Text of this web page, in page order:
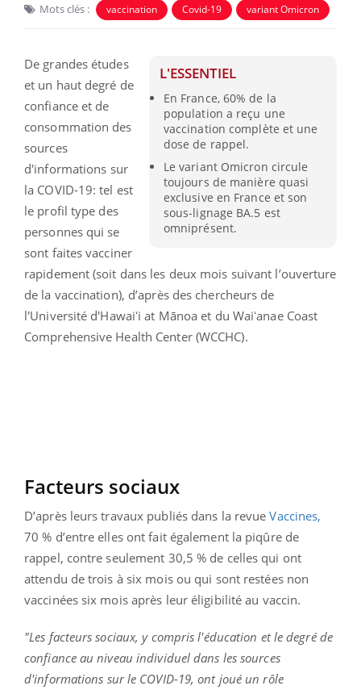
Mots clés : vaccination Covid-19 variant Omicron
L'ESSENTIEL
En France, 60% de la
population a reçu une
vaccination complète et une
dose de rappel.
Le variant Omicron circule
toujours de manière quasi
exclusive en France et son
sous-lignage BA.5 est
omniprésent.
De grandes études
et un haut degré de
confiance et de
consommation des
sources
d'informations sur
la COVID-19: tel est
le profil type des
personnes qui se
sont faites vacciner
rapidement (soit dans les deux mois suivant l’ouverture
de la vaccination), d’après des chercheurs de
l'Université d'Hawaiʻi at Mānoa et du Waiʻanae Coast
Comprehensive Health Center (WCCHC).
Facteurs sociaux
D’après leurs travaux publiés dans la revueVaccines,
70 % d’entre elles ont fait également la piqûre de
rappel, contre seulement 30,5 % de celles qui ont
attendu de trois à six mois ou qui sont restées non
vaccinées six mois après leur éligibilité au vaccin.
"Les facteurs sociaux, y compris l'éducation et le degré de
confiance au niveau individuel dans les sources
d'informations sur le COVID-19, ont joué un rôle